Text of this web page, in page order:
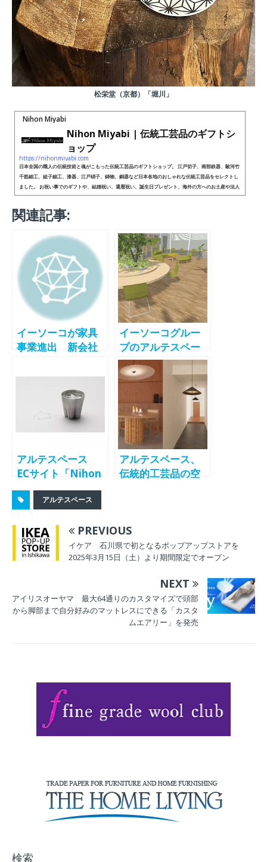
松栄堂（京都）「堀川」
Nihon Miyabi
Nihon Miyabi | 伝統工芸品のギフトシ
ョップ
https://nihonmiyabi.com
日本全国の職人の伝統技術と魂がこもった伝統工芸品のギフトショップ。 江戸切子、南部鉄器、駿河竹
千筋細工、組子細工、漆器、江戸硝子、鋳物、銅器など日本各地のおしゃれな伝統工芸品をセレクトし
ました。 お祝い事でのギフトや、結婚祝い、還暦祝い、誕生日プレゼント、海外の方へのお土産や法人
様の記念品にも最適な逸品が見つかります。日本の雅を手に入れて、生活を豊かにしてみてください。
関連記事:
イーソーコが家具
事業進出 新会社
ス」に56％出資
イーソーコグルー
プのアルテスペー
ス 家具のスペー
スプランニング事
業でマスターリー
ス提案 倉庫リノ
ベ物件提案をワン
ストップに
アルテスペース
ECサイト「Nihon
Miyabi」オープ
ン 伝統的工芸品
同様の技術・技法
を有する職人の手
仕事による工芸品
アルテスペース、
伝統的工芸品の空
ービスを開始
アルテスペース
PREVIOUS
イケア 石川県で初となるポップアップストアを
2025年3月15日（土）より期間限定でオープン
NEXT
アイリスオーヤマ 最大64通りのカスタマイズで頭部
から脚部まで自分好みのマットレスにできる「カスタ
ムエアリー」を発売
検索